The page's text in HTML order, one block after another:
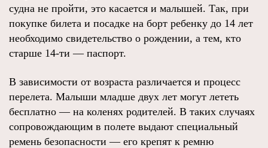
судна не пройти, это касается и малышей. Так, при
покупке билета и посадке на борт ребенку до 14 лет
необходимо свидетельство о рождении, а тем, кто
старше 14-ти — паспорт.
В зависимости от возраста различается и процесс
перелета. Малыши младше двух лет могут лететь
бесплатно — на коленях родителей. В таких случаях
сопровождающим в полете выдают специальный
ремень безопасности — его крепят к ремню